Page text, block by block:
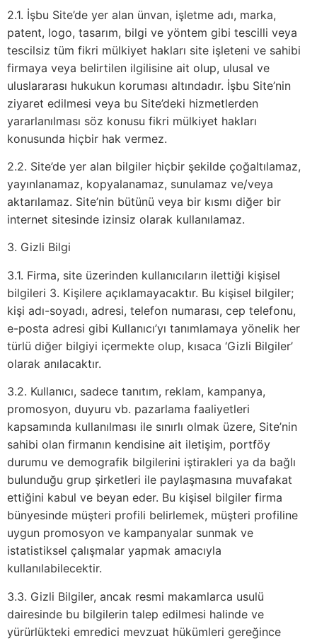
2.1. İşbu Site’de yer alan ünvan, işletme adı, marka,
patent, logo, tasarım, bilgi ve yöntem gibi tescilli veya
tescilsiz tüm fikri mülkiyet hakları site işleteni ve sahibi
firmaya veya belirtilen ilgilisine ait olup, ulusal ve
uluslararası hukukun koruması altındadır. İşbu Site’nin
ziyaret edilmesi veya bu Site’deki hizmetlerden
yararlanılması söz konusu fikri mülkiyet hakları
konusunda hiçbir hak vermez.
2.2. Site’de yer alan bilgiler hiçbir şekilde çoğaltılamaz,
yayınlanamaz, kopyalanamaz, sunulamaz ve/veya
aktarılamaz. Site’nin bütünü veya bir kısmı diğer bir
internet sitesinde izinsiz olarak kullanılamaz.
3. Gizli Bilgi
3.1. Firma, site üzerinden kullanıcıların ilettiği kişisel
bilgileri 3. Kişilere açıklamayacaktır. Bu kişisel bilgiler;
kişi adı-soyadı, adresi, telefon numarası, cep telefonu,
e-posta adresi gibi Kullanıcı’yı tanımlamaya yönelik her
türlü diğer bilgiyi içermekte olup, kısaca ‘Gizli Bilgiler’
olarak anılacaktır.
3.2. Kullanıcı, sadece tanıtım, reklam, kampanya,
promosyon, duyuru vb. pazarlama faaliyetleri
kapsamında kullanılması ile sınırlı olmak üzere, Site’nin
sahibi olan firmanın kendisine ait iletişim, portföy
durumu ve demografik bilgilerini iştirakleri ya da bağlı
bulunduğu grup şirketleri ile paylaşmasına muvafakat
ettiğini kabul ve beyan eder. Bu kişisel bilgiler firma
bünyesinde müşteri profili belirlemek, müşteri profiline
uygun promosyon ve kampanyalar sunmak ve
istatistiksel çalışmalar yapmak amacıyla
kullanılabilecektir.
3.3. Gizli Bilgiler, ancak resmi makamlarca usulü
dairesinde bu bilgilerin talep edilmesi halinde ve
yürürlükteki emredici mevzuat hükümleri gereğince